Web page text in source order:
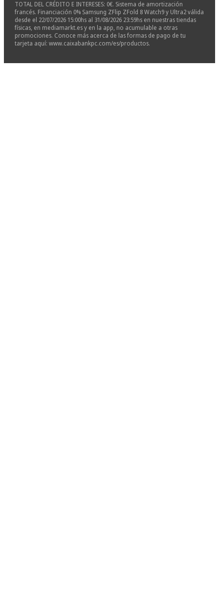
TOTAL DEL CRÉDITO E INTERESES: 0€. Sistema de amortización
francés. Financiación 0% Samsung ZFlip ZFold 8 Watch9 y Ultra2 válida
desde el 22/07/2026 15:00hs al 31/08/2026 23:59hs en nuestras tiendas
físicas, en mediamarkt.es y en la app, no acumulable a otras
promociones. Conoce más acerca de las formas de pago de tu
tarjeta aquí: www.caixabankpc.com/es/productos.